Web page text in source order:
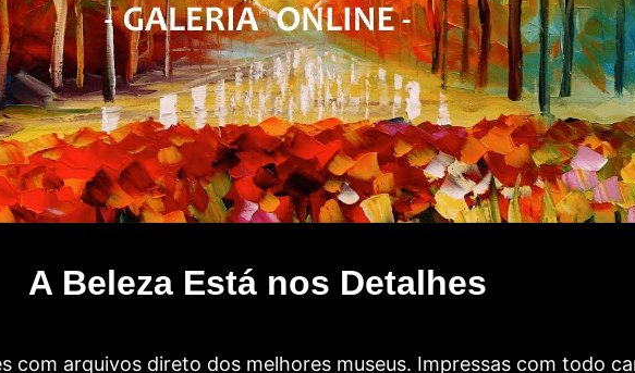
A Beleza Está nos Detalhes
com arquivos direto dos melhores museus. Impressas com todo